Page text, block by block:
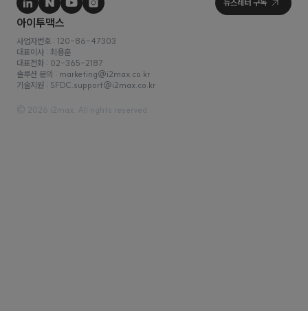
사업자번호 : 120-86-47303
대표이사 : 최용훈
© 2026 i2max. All rights reserved.
솔루션 문의 : marketing@i2max.co.kr
기술지원 : SFDC.support@i2max.co.kr
대표전화 : 02-365-2187